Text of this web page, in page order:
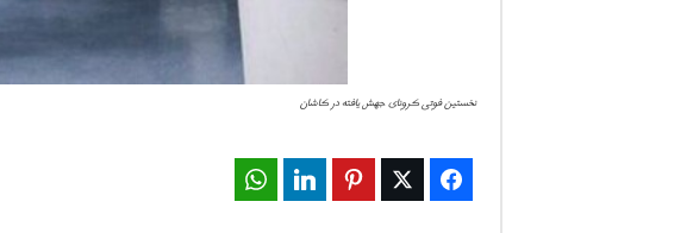
نخستین فوتی کرونای جهش یافته در کاشان
Facebook
Twitter
Pinterest
LinkedIn